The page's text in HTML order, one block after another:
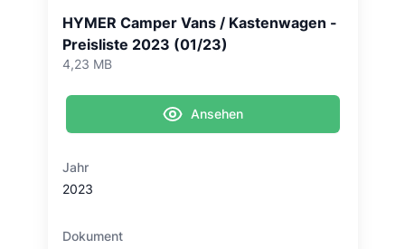
HYMER Camper Vans / Kastenwagen -
Preisliste 2023 (01/23)
4,23 MB
Ansehen
Jahr
2023
Dokument